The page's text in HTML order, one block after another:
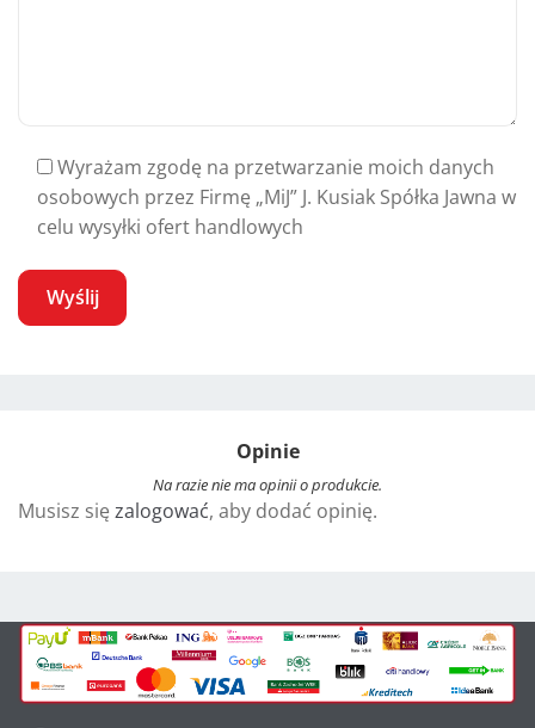
Wyrażam zgodę na przetwarzanie moich danych
osobowych przez Firmę „MiJ” J. Kusiak Spółka Jawna w
celu wysyłki ofert handlowych
n
v
:
Opinie
Na razie nie ma opinii o produkcie.
Musisz się zalogować, aby dodać opinię.